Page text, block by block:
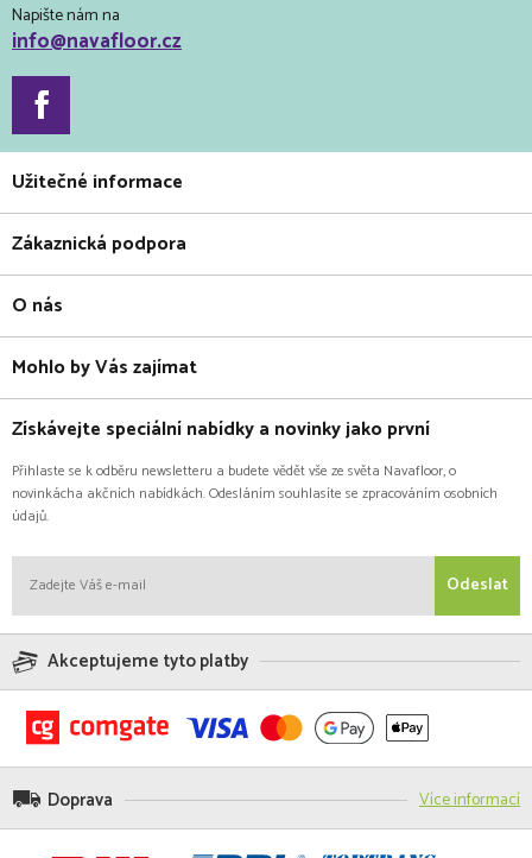
Napište nám na
info@navafloor.cz
Užitečné informace
Zákaznická podpora
O nás
Mohlo by Vás zajímat
Získávejte speciální nabídky a novinky jako první
Přihlaste se k odběru newsletteru a budete vědět vše ze světa Navafloor, o
novinkácha akčních nabídkách. Odesláním souhlasíte se zpracováním osobních
údajů.
Odeslat
Akceptujeme tyto platby
Doprava Více informací